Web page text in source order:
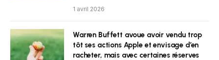
1 avril 2026
Warren Buffett avoue avoir vendu trop
tôt ses actions Apple et envisage d’en
racheter, mais avec certaines réserves